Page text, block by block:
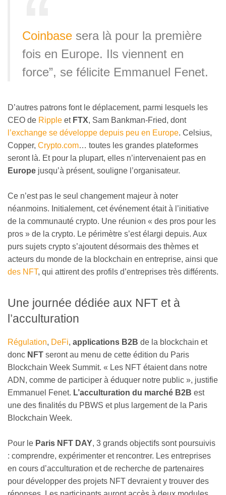
Coinbase sera là pour la première
fois en Europe. Ils viennent en
force”, se félicite Emmanuel Fenet.
D’autres patrons font le déplacement, parmi lesquels les
CEO de Ripple et FTX, Sam Bankman-Fried, dont
l’exchange se développe depuis peu en Europe. Celsius,
Copper, Crypto.com… toutes les grandes plateformes
seront là. Et pour la plupart, elles n’intervenaient pas en
Europe jusqu’à présent, souligne l’organisateur.
Ce n’est pas le seul changement majeur à noter
néanmoins. Initialement, cet événement était à l’initiative
de la communauté crypto. Une réunion « des pros pour les
pros » de la crypto. Le périmètre s’est élargi depuis. Aux
purs sujets crypto s’ajoutent désormais des thèmes et
acteurs du monde de la blockchain en entreprise, ainsi que
des NFT, qui attirent des profils d’entreprises très différents.
Une journée dédiée aux NFT et à
l’acculturation
Régulation, DeFi, applications B2B de la blockchain et
donc NFT seront au menu de cette édition du Paris
Blockchain Week Summit. « Les NFT étaient dans notre
ADN, comme de participer à éduquer notre public », justifie
Emmanuel Fenet. L’acculturation du marché B2B est
une des finalités du PBWS et plus largement de la Paris
Blockchain Week.
Pour le Paris NFT DAY, 3 grands objectifs sont poursuivis
: comprendre, expérimenter et rencontrer. Les entreprises
en cours d’acculturation et de recherche de partenaires
pour développer des projets NFT devraient y trouver des